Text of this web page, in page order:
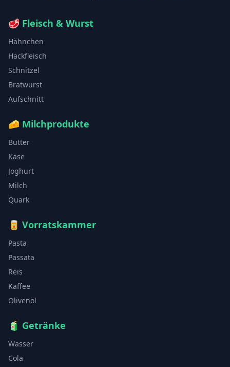
🥩 Fleisch & Wurst
Hähnchen
Hackfleisch
Schnitzel
Bratwurst
Aufschnitt
🧀 Milchprodukte
Butter
Käse
Joghurt
Milch
Quark
🥫 Vorratskammer
Pasta
Passata
Reis
Kaffee
Olivenöl
🧃 Getränke
Wasser
Cola